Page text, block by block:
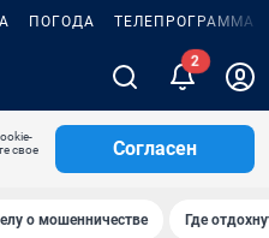
ПОГОДА ТЕЛЕПРОГРАММА
2
свое
Согласен
о мошенничестве Где